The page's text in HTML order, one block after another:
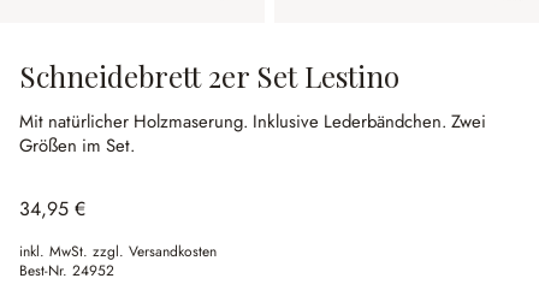
Schneidebrett 2er Set Lestino
Mit natürlicher Holzmaserung. Inklusive Lederbändchen. Zwei
Größen im Set.
34,95 €
inkl. MwSt. zzgl. Versandkosten
Best-Nr. 24952